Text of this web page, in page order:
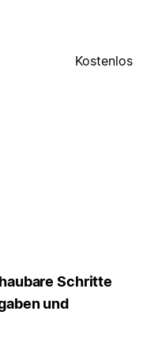
Kostenlos
Schritte
und